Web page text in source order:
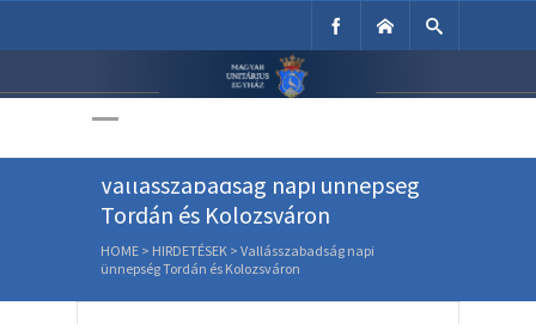
Unitárius Egyház
Vallásszabadság napi ünnepség
Tordán és Kolozsváron
HOME > HIRDETÉSEK > Vallásszabadság napi
ünnepség Tordán és Kolozsváron